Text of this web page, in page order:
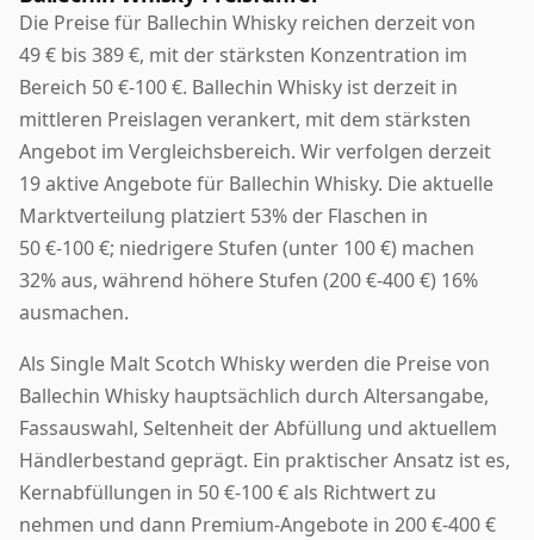
Die Preise für Ballechin Whisky reichen derzeit von
49 € bis 389 €, mit der stärksten Konzentration im
Bereich 50 €-100 €. Ballechin Whisky ist derzeit in
mittleren Preislagen verankert, mit dem stärksten
Angebot im Vergleichsbereich. Wir verfolgen derzeit
19 aktive Angebote für Ballechin Whisky. Die aktuelle
Marktverteilung platziert 53% der Flaschen in
50 €-100 €; niedrigere Stufen (unter 100 €) machen
32% aus, während höhere Stufen (200 €-400 €) 16%
ausmachen.
Als Single Malt Scotch Whisky werden die Preise von
Ballechin Whisky hauptsächlich durch Altersangabe,
Fassauswahl, Seltenheit der Abfüllung und aktuellem
Händlerbestand geprägt. Ein praktischer Ansatz ist es,
Kernabfüllungen in 50 €-100 € als Richtwert zu
nehmen und dann Premium-Angebote in 200 €-400 €